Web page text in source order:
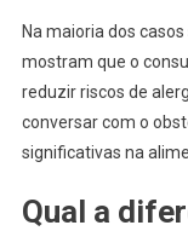
Na maioria dos
mostram que o
reduzir riscos de
conversar com o
significativas na
Qual a